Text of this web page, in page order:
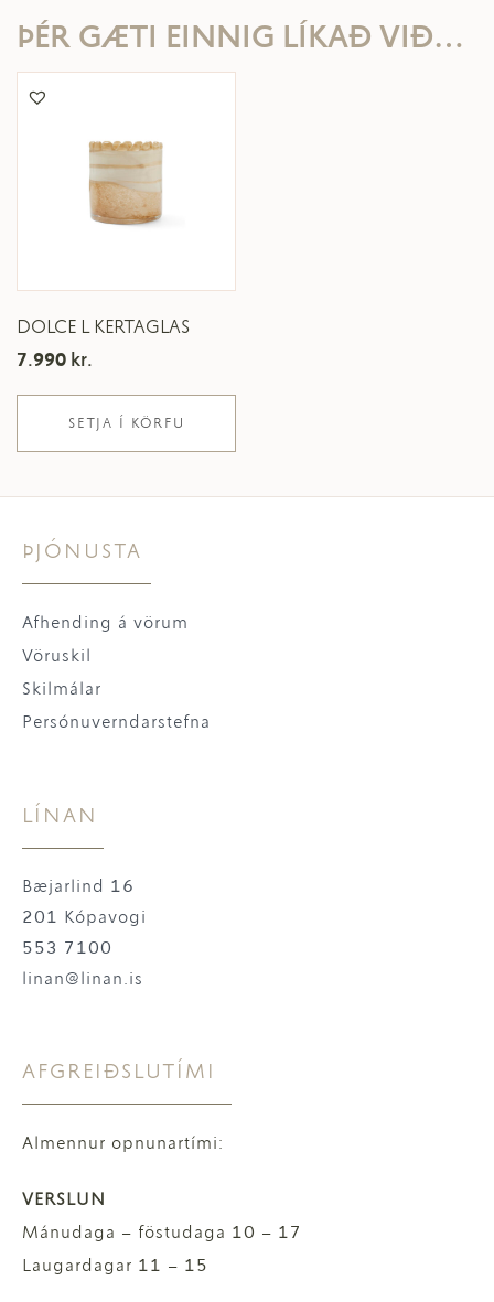
ÞÉR GÆTI EINNIG LÍKAÐ VIÐ…
DOLCE L KERTAGLAS
7.990 kr.
SETJA Í KÖRFU
ÞJÓNUSTA
Afhending á vörum
Vöruskil
Skilmálar
Persónuverndarstefna
LÍNAN
Bæjarlind 16
201 Kópavogi
553 7100
linan@linan.is
AFGREIÐSLUTÍMI
Almennur opnunartími:
VERSLUN
Mánudaga – föstudaga 10 – 17
Laugardagar 11 – 15